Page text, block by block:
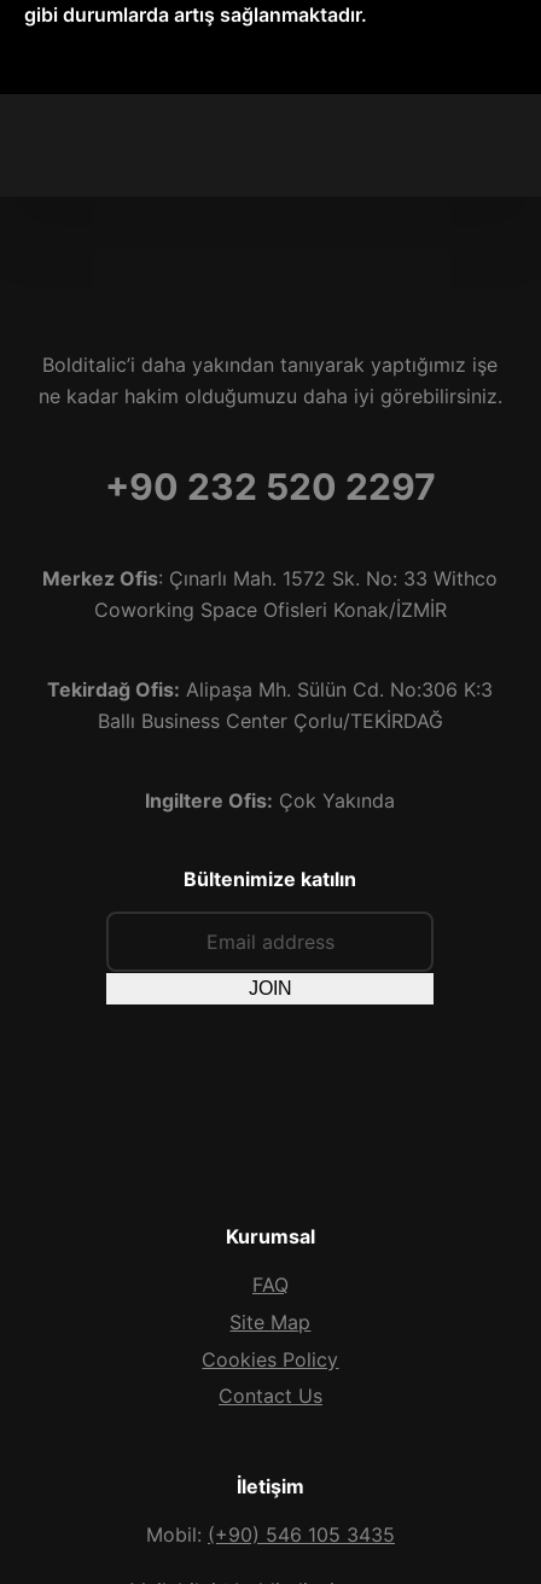
gibi durumlarda artış sağlanmaktadır.
Bolditalic’i daha yakından tanıyarak yaptığımız işe
ne kadar hakim olduğumuzu daha iyi görebilirsiniz.
+90 232 520 2297
Merkez Ofis: Çınarlı Mah. 1572 Sk. No: 33 Withco
Coworking Space Ofisleri Konak/İZMİR
Tekirdağ Ofis: Alipaşa Mh. Sülün Cd. No:306 K:3
Ballı Business Center Çorlu/TEKİRDAĞ
Ingiltere Ofis: Çok Yakında
Bültenimize katılın
JOIN
Kurumsal
FAQ
Site Map
Cookies Policy
Contact Us
İletişim
Mobil: (+90) 546 105 3435